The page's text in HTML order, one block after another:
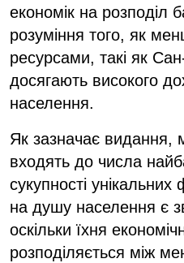
економік на розподіл
розуміння того, як
ресурсами, такі як
досягають високого
населення.
Як зазначає видання,
входять до числа
сукупності
на душу населення є
оскільки їхня
розподіляється між